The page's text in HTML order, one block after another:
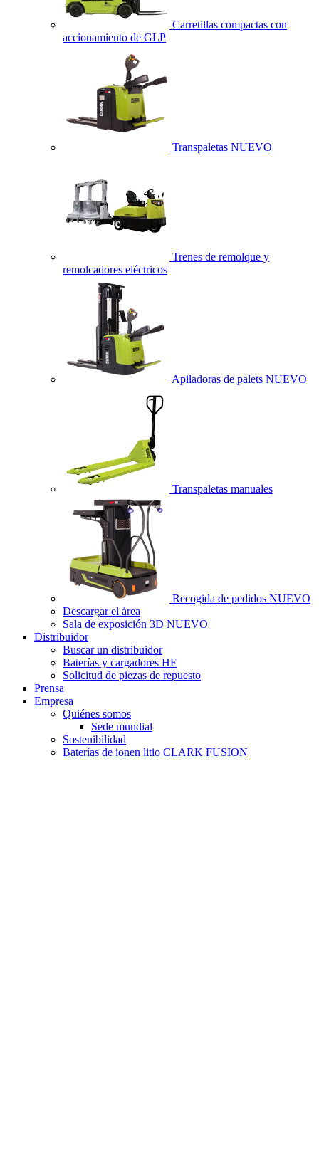
Carretillas compactas con
accionamiento de GLP
Transpaletas NUEVO
Trenes de remolque y
remolcadores eléctricos
Apiladoras de palets NUEVO
Transpaletas manuales
Recogida de pedidos NUEVO
Descargar el área
Sala de exposición 3D NUEVO
Distribuidor
Buscar un distribuidor
Baterías y cargadores HF
Solicitud de piezas de repuesto
Prensa
Empresa
Quiénes somos
Sede mundial
Sostenibilidad
Baterías de ionen litio CLARK FUSION